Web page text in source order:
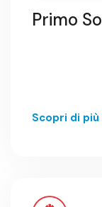
Primo
Scopri di più